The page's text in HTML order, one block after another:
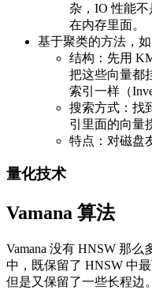
杂，IO 性能
在内存里面。
基于聚类的方法，如
结构：先用
把这些向量都
索引一样（
搜索方式：找
引里面的向量
特点：对磁盘
量化技术
Vamana 算法
Vamana 没有 HNSW 那
中，既保留了 HNSW 中
但是又保留了一些长程边